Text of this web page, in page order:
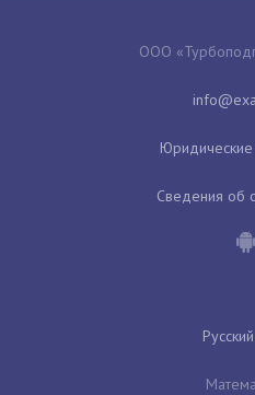
ООО
Сведения об